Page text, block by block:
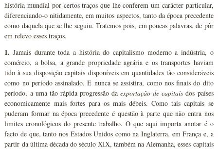
história mundial por certos traços que lhe conferem um carácter particular,
diferenciando-o nitidamente, em muitos aspectos, tanto da época precedente
como daquela que se lhe seguiu. Tratemos pois, em poucas palavras, de pôr
em relevo esses traços.
1. Jamais durante toda a história do capitalismo moderno a indústria, o
comércio, a bolsa, a grande propriedade agrária e os transportes haviam
tido à sua disposição capitais disponíveis em quantidades tão consideráveis
como no período assinalado. E nunca se assistira, como nos finais do dito
período, a uma tão rápida progressão daexportação de capitais dos países
economicamente mais fortes para os mais débeis. Como tais capitais se
puderam formar na época precedente é questão à parte que não entra nos
limites cronológicos do presente trabalho. O que aqui importa anotar é o
facto de que, tanto nos Estados Unidos como na Inglaterra, em França e, a
partir da última década do século XIX, também na Alemanha, esses capitais